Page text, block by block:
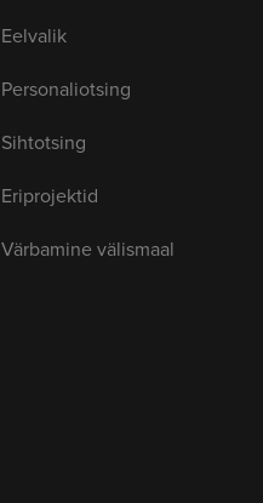
Eelvalik
Personaliotsing
Sihtotsing
Eriprojektid
Värbamine välismaal